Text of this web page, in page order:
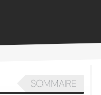
SOMMAIRE